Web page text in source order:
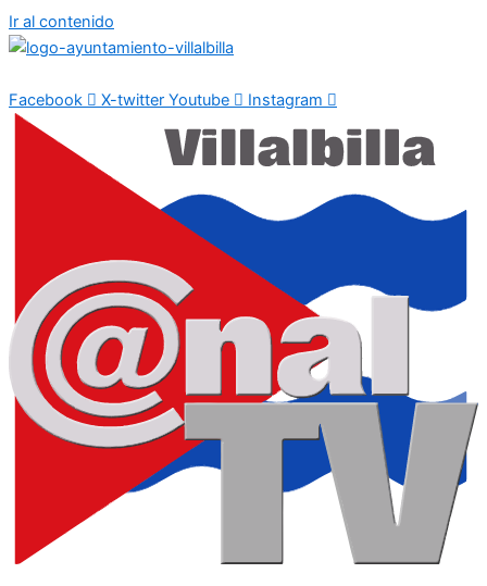
Ir al contenido
Facebook X-twitter Youtube Instagram